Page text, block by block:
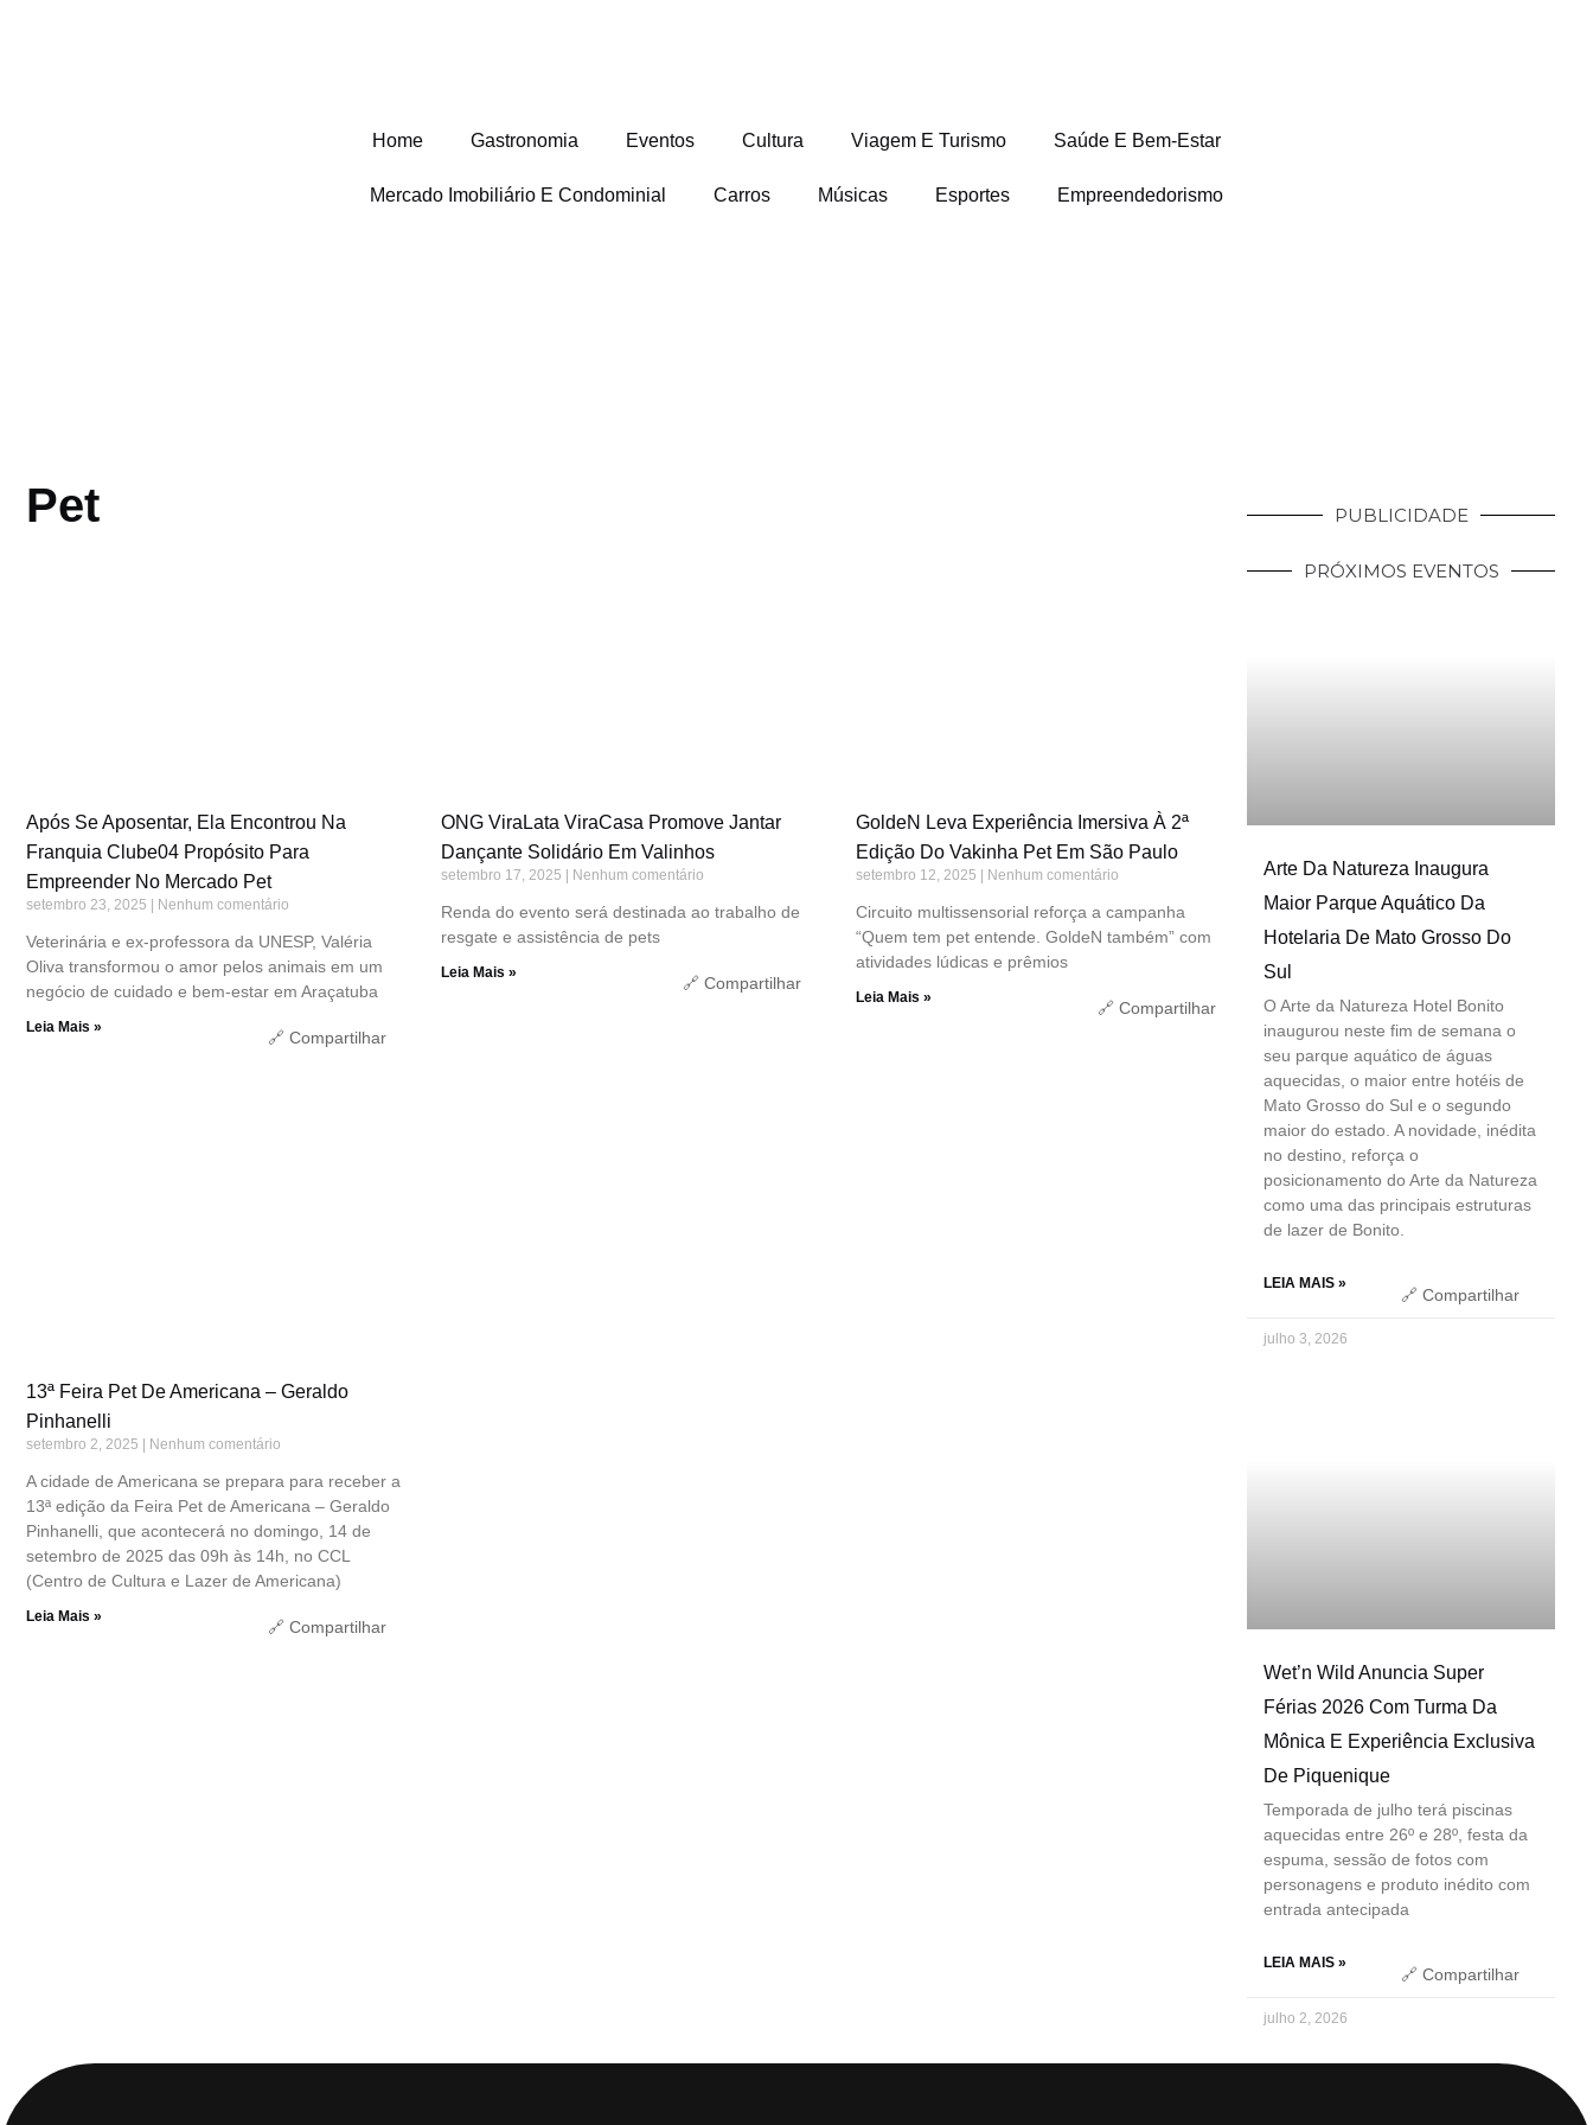
Home Gastronomia Eventos Cultura Viagem E Turismo Saúde E Bem-Estar
Mercado Imobiliário E Condominial Carros Músicas Esportes Empreendedorismo
Pet
Após Se Aposentar, Ela Encontrou Na
Franquia Clube04 Propósito Para
Empreender No Mercado Pet
setembro 23, 2025 Nenhum comentário
Veterinária e ex-professora da UNESP, Valéria
Oliva transformou o amor pelos animais em um
negócio de cuidado e bem-estar em Araçatuba
Leia Mais »
🔗 Compartilhar
ONG ViraLata ViraCasa Promove Jantar
Dançante Solidário Em Valinhos
setembro 17, 2025 Nenhum comentário
Renda do evento será destinada ao trabalho de
resgate e assistência de pets
Leia Mais »
🔗 Compartilhar
GoldeN Leva Experiência Imersiva À 2ª
Edição Do Vakinha Pet Em São Paulo
setembro 12, 2025 Nenhum comentário
Circuito multissensorial reforça a campanha
“Quem tem pet entende. GoldeN também” com
atividades lúdicas e prêmios
Leia Mais »
🔗 Compartilhar
13ª Feira Pet De Americana – Geraldo
Pinhanelli
setembro 2, 2025 Nenhum comentário
A cidade de Americana se prepara para receber a
13ª edição da Feira Pet de Americana – Geraldo
Pinhanelli, que acontecerá no domingo, 14 de
setembro de 2025 das 09h às 14h, no CCL
(Centro de Cultura e Lazer de Americana)
Leia Mais »
🔗 Compartilhar
PUBLICIDADE
PRÓXIMOS EVENTOS
Arte Da Natureza Inaugura
Maior Parque Aquático Da
Hotelaria De Mato Grosso Do
Sul
O Arte da Natureza Hotel Bonito
inaugurou neste fim de semana o
seu parque aquático de águas
aquecidas, o maior entre hotéis de
Mato Grosso do Sul e o segundo
maior do estado. A novidade, inédita
no destino, reforça o
posicionamento do Arte da Natureza
como uma das principais estruturas
de lazer de Bonito.
LEIA MAIS »
🔗 Compartilhar
julho 3, 2026
Wet’n Wild Anuncia Super
Férias 2026 Com Turma Da
Mônica E Experiência Exclusiva
De Piquenique
Temporada de julho terá piscinas
aquecidas entre 26º e 28º, festa da
espuma, sessão de fotos com
personagens e produto inédito com
entrada antecipada
LEIA MAIS »
🔗 Compartilhar
julho 2, 2026